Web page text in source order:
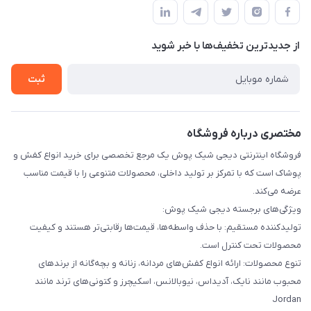
لیست محصولات
درباره ما
حریم خصوصی
راهنما
از جدید‌ترین تخفیف‌ها با‌ خبر شوید
ثبت
مختصری درباره فروشگاه
فروشگاه اینترنتی دیجی شیک پوش یک مرجع تخصصی برای خرید انواع کفش و
پوشاک است که با تمرکز بر تولید داخلی، محصولات متنوعی را با قیمت مناسب
عرضه می‌کند.
ویژگی‌های برجسته دیجی شیک پوش:
تولیدکننده مستقیم: با حذف واسطه‌ها، قیمت‌ها رقابتی‌تر هستند و کیفیت
محصولات تحت کنترل است.
تنوع محصولات: ارائه انواع کفش‌های مردانه، زنانه و بچه‌گانه از برندهای
محبوب مانند نایک، آدیداس، نیوبالانس، اسکیچرز و کتونی‌های ترند مانند
Jordan